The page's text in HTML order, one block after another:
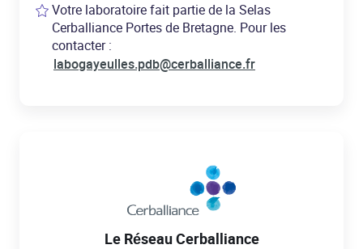
Votre laboratoire fait partie de la Selas
Cerballiance Portes de Bretagne. Pour les
contacter :
labogayeulles.pdb@cerballiance.fr
Le Réseau Cerballiance